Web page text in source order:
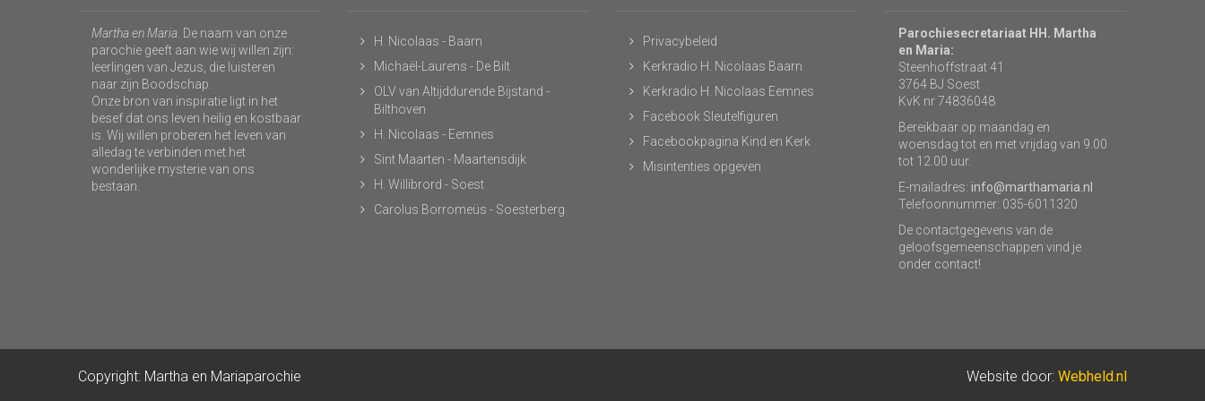
Martha en Maria . De naam van onze
parochie geeft aan wie wij willen zijn:
leerlingen van Jezus, die luisteren
naar zijn Boodschap.
Onze bron van inspiratie ligt in het
besef dat ons leven heilig en kostbaar
is. Wij willen proberen het leven van
alledag te verbinden met het
wonderlijke mysterie van ons
bestaan.
H. Nicolaas - Baarn
Michaël-Laurens - De Bilt
OLV van Altijddurende Bijstand -
Bilthoven
H. Nicolaas - Eemnes
Sint Maarten - Maartensdijk
H. Willibrord - Soest
Carolus Borromeüs - Soesterberg
Privacybeleid
Kerkradio H. Nicolaas Baarn
Kerkradio H. Nicolaas Eemnes
Facebook Sleutelfiguren
Facebookpagina Kind en Kerk
Misintenties opgeven
Parochiesecretariaat HH. Martha
en Maria:
Steenhoffstraat 41
3764 BJ Soest
KvK nr 74836048
Bereikbaar op maandag en
woensdag tot en met vrijdag van 9.00
tot 12.00 uur.
E-mailadres: info@marthamaria.nl
Telefoonnummer: 035-6011320
De contactgegevens van de
geloofsgemeenschappen vind je
onder contact!
Copyright: Martha en Mariaparochie Website door: Webheld.nl